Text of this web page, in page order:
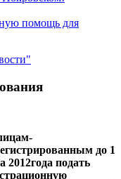
помощь для
до 1
2012года подать